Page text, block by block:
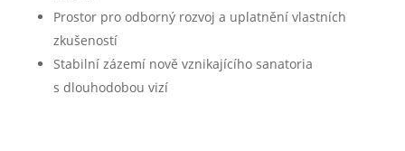
Prostor pro odborný rozvoj a uplatnění vlastních
zkušeností
Stabilní zázemí nově vznikajícího sanatoria
s dlouhodobou vizí